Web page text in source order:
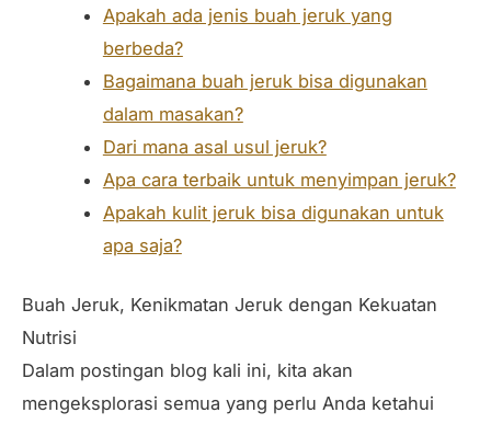
Apakah ada jenis buah jeruk yang
berbeda?
Bagaimana buah jeruk bisa digunakan
dalam masakan?
Dari mana asal usul jeruk?
Apa cara terbaik untuk menyimpan jeruk?
Apakah kulit jeruk bisa digunakan untuk
apa saja?
Buah Jeruk, Kenikmatan Jeruk dengan Kekuatan
Nutrisi
Dalam postingan blog kali ini, kita akan
mengeksplorasi semua yang perlu Anda ketahui